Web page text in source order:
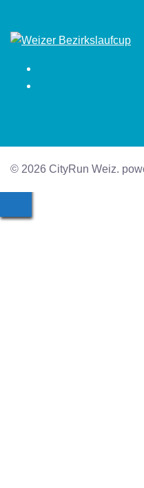
© 2026 CityRun Weiz.